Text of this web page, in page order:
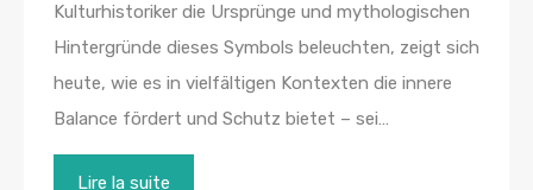
Kulturhistoriker die Ursprünge und mythologischen
Hintergründe dieses Symbols beleuchten, zeigt sich
heute, wie es in vielfältigen Kontexten die innere
Balance fördert und Schutz bietet – sei…
Lire la suite